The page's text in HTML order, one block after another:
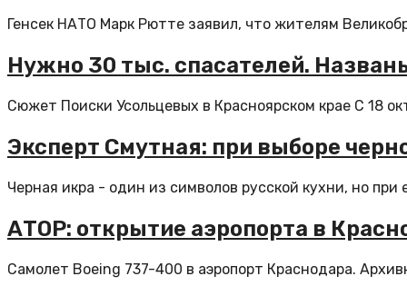
Генсек НАТО Марк Рютте заявил, что жителям
Нужно 30 тыс. спасателей.
Сюжет Поиски Усольцевых в Красноярском крае ​С 18
Эксперт Смутная: при выборе
Черная икра - один из символов русской кухни, но
АТОР: открытие аэропорта в
Самолет Boeing 737-400 в аэропорт Краснодара.